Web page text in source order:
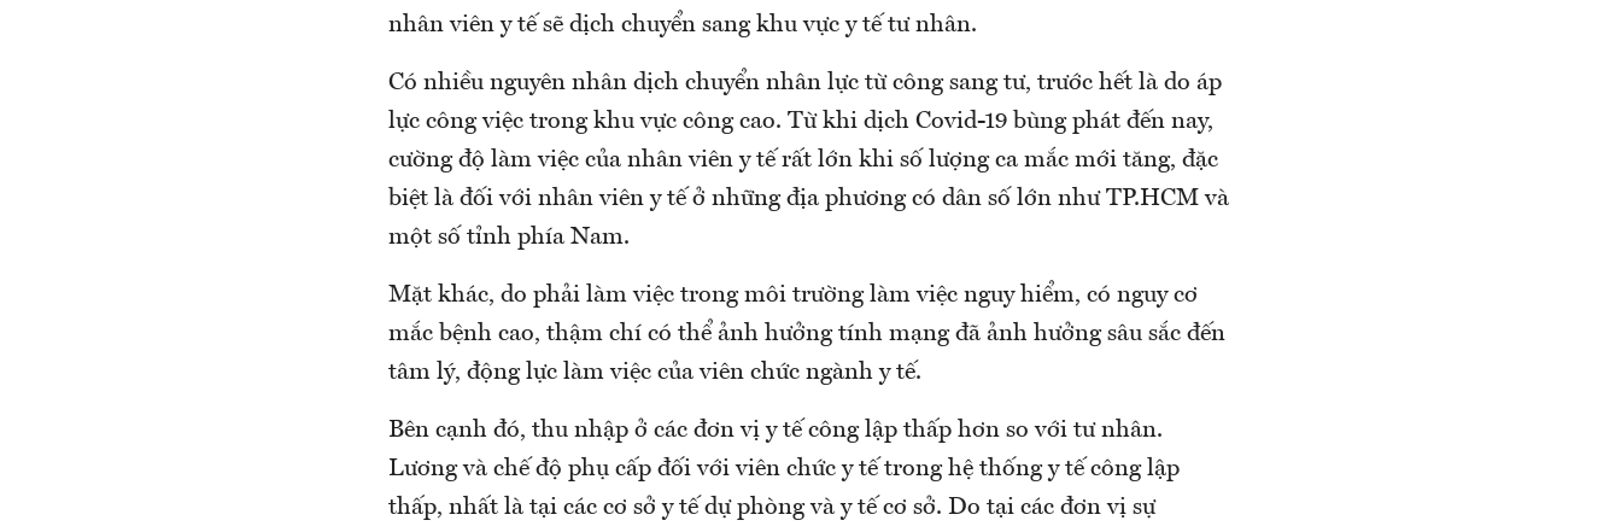
nhân viên y tế sẽ dịch chuyển sang khu vực y tế tư nhân.
Có nhiều nguyên nhân dịch chuyển nhân lực từ công sang tư, trước hết là do áp
lực công việc trong khu vực công cao. Từ khi dịch Covid-19 bùng phát đến nay,
cường độ làm việc của nhân viên y tế rất lớn khi số lượng ca mắc mới tăng, đặc
biệt là đối với nhân viên y tế ở những địa phương có dân số lớn như TP.HCM và
một số tỉnh phía Nam.
Mặt khác, do phải làm việc trong môi trường làm việc nguy hiểm, có nguy cơ
mắc bệnh cao, thậm chí có thể ảnh hưởng tính mạng đã ảnh hưởng sâu sắc đến
tâm lý, động lực làm việc của viên chức ngành y tế.
Bên cạnh đó, thu nhập ở các đơn vị y tế công lập thấp hơn so với tư nhân.
Lương và chế độ phụ cấp đối với viên chức y tế trong hệ thống y tế công lập
thấp, nhất là tại các cơ sở y tế dự phòng và y tế cơ sở. Do tại các đơn vị sự